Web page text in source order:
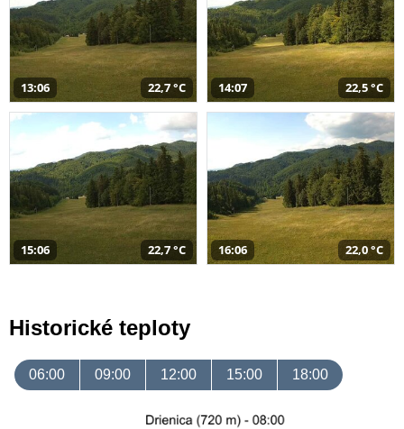
13:06 22,7 °C 14:07 22,5 °C
15:06 22,7 °C 16:06 22,0 °C
Historické teploty
06:00 09:00 12:00 15:00 18:00